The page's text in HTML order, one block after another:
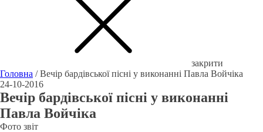
закрити
Головна / Вечір бардівської пісні у виконанні Павла Войчіка
24-10-2016
Вечір бардівської пісні у виконанні
Павла Войчіка
Фото звіт